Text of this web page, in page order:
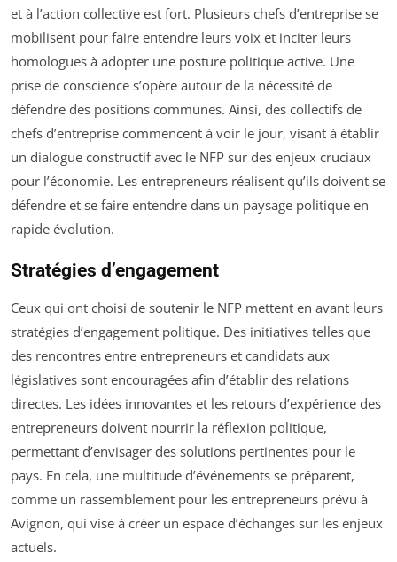
et à l’action collective est fort. Plusieurs chefs d’entreprise se
mobilisent pour faire entendre leurs voix et inciter leurs
homologues à adopter une posture politique active. Une
prise de conscience s’opère autour de la nécessité de
défendre des positions communes. Ainsi, des collectifs de
chefs d’entreprise commencent à voir le jour, visant à établir
un dialogue constructif avec le NFP sur des enjeux cruciaux
pour l’économie. Les entrepreneurs réalisent qu’ils doivent se
défendre et se faire entendre dans un paysage politique en
rapide évolution.
Stratégies d’engagement
Ceux qui ont choisi de soutenir le NFP mettent en avant leurs
stratégies d’engagement politique. Des initiatives telles que
des rencontres entre entrepreneurs et candidats aux
législatives sont encouragées afin d’établir des relations
directes. Les idées innovantes et les retours d’expérience des
entrepreneurs doivent nourrir la réflexion politique,
permettant d’envisager des solutions pertinentes pour le
pays. En cela, une multitude d’événements se préparent,
comme un rassemblement pour les entrepreneurs prévu à
Avignon, qui vise à créer un espace d’échanges sur les enjeux
actuels.